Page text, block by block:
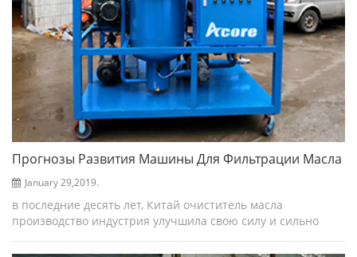
Прогнозы Развития Машины Для Фильтрации Масла
January 29,2019.
в последние десять лет, Китай очиститель масла
производство индустрия улучшила свою силу и сильно
металлургия, горное дело, нефть, химия, электроэнергия,...